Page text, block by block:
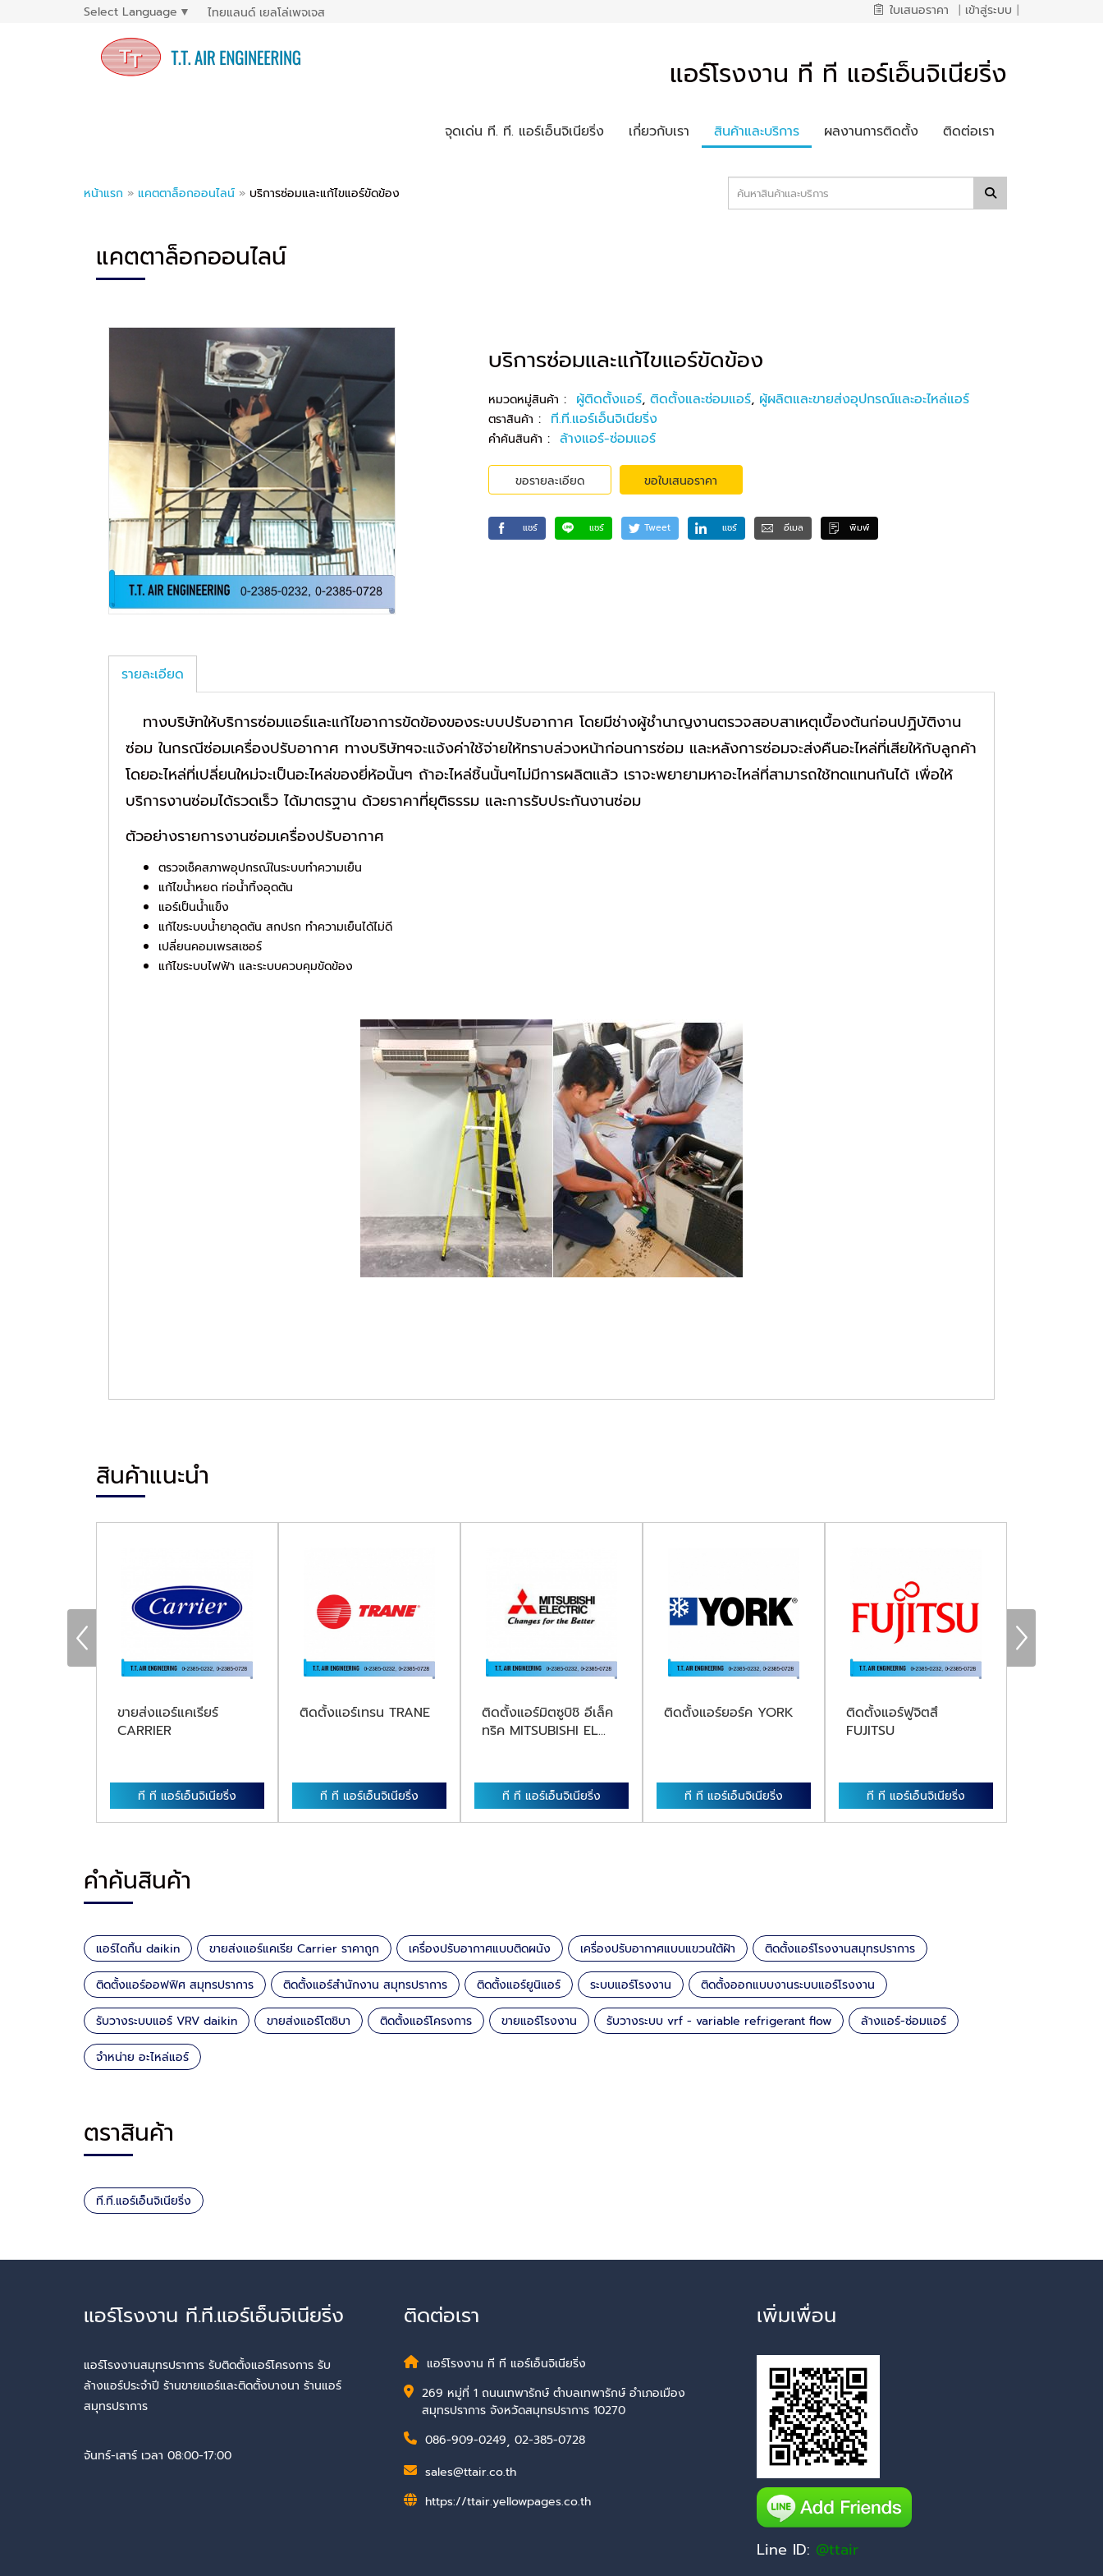
Select Language ▼ ไทยแลนด์ เยลโล่เพจเจส ใบเสนอราคา | เข้าสู่ระบบ |
แอร์โรงงาน ที ที แอร์เอ็นจิเนียริ่ง
จุดเด่น ที. ที. แอร์เอ็นจิเนียริ่ง เกี่ยวกับเรา สินค้าและบริการ ผลงานการติดตั้ง ติดต่อเรา
หน้าแรก » แคตตาล็อกออนไลน์ » บริการซ่อมและแก้ไขแอร์ขัดข้อง
แคตตาล็อกออนไลน์
บริการซ่อมและแก้ไขแอร์ขัดข้อง
หมวดหมู่สินค้า : ผู้ติดตั้งแอร์, ติดตั้งและซ่อมแอร์, ผู้ผลิตและขายส่งอุปกรณ์และอะไหล่แอร์
ตราสินค้า : ที.ที.แอร์เอ็นจิเนียริ่ง
คำค้นสินค้า : ล้างแอร์-ซ่อมแอร์
ขอรายละเอียด ขอใบเสนอราคา
แชร์ แชร์ Tweet แชร์ อีเมล พิมพ์
รายละเอียด
ทางบริษัทให้บริการซ่อมแอร์และแก้ไขอาการขัดข้องของระบบปรับอากาศ โดยมีช่างผู้ชำนาญงานตรวจสอบสาเหตุเบื้องต้นก่อนปฏิบัติงาน
ซ่อม ในกรณีซ่อมเครื่องปรับอากาศ ทางบริษัทฯจะแจ้งค่าใช้จ่ายให้ทราบล่วงหน้าก่อนการซ่อม และหลังการซ่อมจะส่งคืนอะไหล่ที่เสียให้กับลูกค้า
โดยอะไหล่ที่เปลี่ยนใหม่จะเป็นอะไหล่ของยี่ห้อนั้นๆ ถ้าอะไหล่ชิ้นนั้นๆไม่มีการผลิตแล้ว เราจะพยายามหาอะไหล่ที่สามารถใช้ทดแทนกันได้ เพื่อให้
บริการงานซ่อมได้รวดเร็ว ได้มาตรฐาน ด้วยราคาที่ยุติธรรม และการรับประกันงานซ่อม
ตัวอย่างรายการงานซ่อมเครื่องปรับอากาศ
ตรวจเช็คสภาพอุปกรณ์ในระบบทำความเย็น
แก้ไขน้ำหยด ท่อน้ำทิ้งอุดตัน
แอร์เป็นน้ำแข็ง
แก้ไขระบบน้ำยาอุดตัน สกปรก ทำความเย็นได้ไม่ดี
เปลี่ยนคอมเพรสเซอร์
แก้ไขระบบไฟฟ้า และระบบควบคุมขัดข้อง
สินค้าแนะนำ
ขายส่งแอร์แคเรียร์
CARRIER
ที ที แอร์เอ็นจิเนียริ่ง
ติดตั้งแอร์เทรน TRANE
ที ที แอร์เอ็นจิเนียริ่ง
ติดตั้งแอร์มิตซูบิชิ อีเล็ค
ทริค MITSUBISHI EL...
ที ที แอร์เอ็นจิเนียริ่ง
ติดตั้งแอร์ยอร์ค YORK
ที ที แอร์เอ็นจิเนียริ่ง
ติดตั้งแอร์ฟูจิตสึ
FUJITSU
ที ที แอร์เอ็นจิเนียริ่ง
คำค้นสินค้า
แอร์ไดกิ้น daikin ขายส่งแอร์แคเรีย Carrier ราคาถูก เครื่องปรับอากาศแบบติดผนัง เครื่องปรับอากาศแบบแขวนใต้ฝ้า ติดตั้งแอร์โรงงานสมุทรปราการ
ติดตั้งแอร์ออฟฟิศ สมุทรปราการ ติดตั้งแอร์สำนักงาน สมุทรปราการ ติดตั้งแอร์ยูนิแอร์ ระบบแอร์โรงงาน ติดตั้งออกแบบงานระบบแอร์โรงงาน
รับวางระบบแอร์ VRV daikin ขายส่งแอร์โตชิบา ติดตั้งแอร์โครงการ ขายแอร์โรงงาน รับวางระบบ vrf - variable refrigerant flow ล้างแอร์-ซ่อมแอร์
จำหน่าย อะไหล่แอร์
ตราสินค้า
ที.ที.แอร์เอ็นจิเนียริ่ง
แอร์โรงงาน ที.ที.แอร์เอ็นจิเนียริ่ง
แอร์โรงงานสมุทรปราการ รับติดตั้งแอร์โครงการ รับ
ล้างแอร์ประจำปี ร้านขายแอร์และติดตั้งบางนา ร้านแอร์
สมุทรปราการ
จันทร์-เสาร์ เวลา 08:00-17:00
ติดต่อเรา
แอร์โรงงาน ที ที แอร์เอ็นจิเนียริ่ง
269 หมู่ที่ 1 ถนนเทพารักษ์ ตำบลเทพารักษ์ อำเภอเมือง
สมุทรปราการ จังหวัดสมุทรปราการ 10270
086-909-0249, 02-385-0728
sales@ttair.co.th
https://ttair.yellowpages.co.th
เพิ่มเพื่อน
Line ID: @ttair